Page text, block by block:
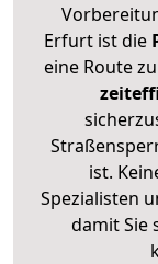
Erfurt ist die
eine Route
ist.
Spezialisten
damit Sie